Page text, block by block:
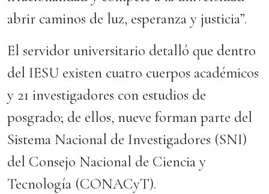
abrir caminos de luz, esperanza y justicia”.
El servidor universitario detalló que dentro
del IESU existen cuatro cuerpos académicos
y 21 investigadores con estudios de
posgrado; de ellos, nueve forman parte del
Sistema Nacional de Investigadores (SNI)
del Consejo Nacional de Ciencia y
Tecnología (CONACyT).